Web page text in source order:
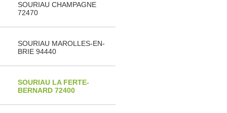
SOURIAU CHAMPAGNE
72470
SOURIAU MAROLLES-EN-
BRIE 94440
SOURIAU LA FERTE-
BERNARD 72400